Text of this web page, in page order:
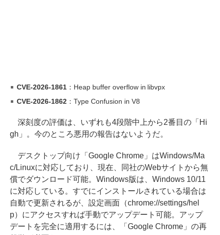
CVE-2026-1861：Heap buffer overflow in libvpx
CVE-2026-1862：Type Confusion in V8
深刻度の評価は、いずれも4段階中上から2番目の「Hi
gh」。今のところ悪用の報告はないようだ。
デスクトップ向け「Google Chrome」はWindows/Ma
c/Linuxに対応しており、現在、同社のWebサイトから無
償でダウンロード可能。Windows版は、Windows 10/11
に対応している。すでにインストールされている場合は
自動で更新されるが、設定画面（chrome://settings/hel
p）にアクセスすれば手動でアップデート可能。アップ
デートを完全に適用するには、「Google Chrome」の再